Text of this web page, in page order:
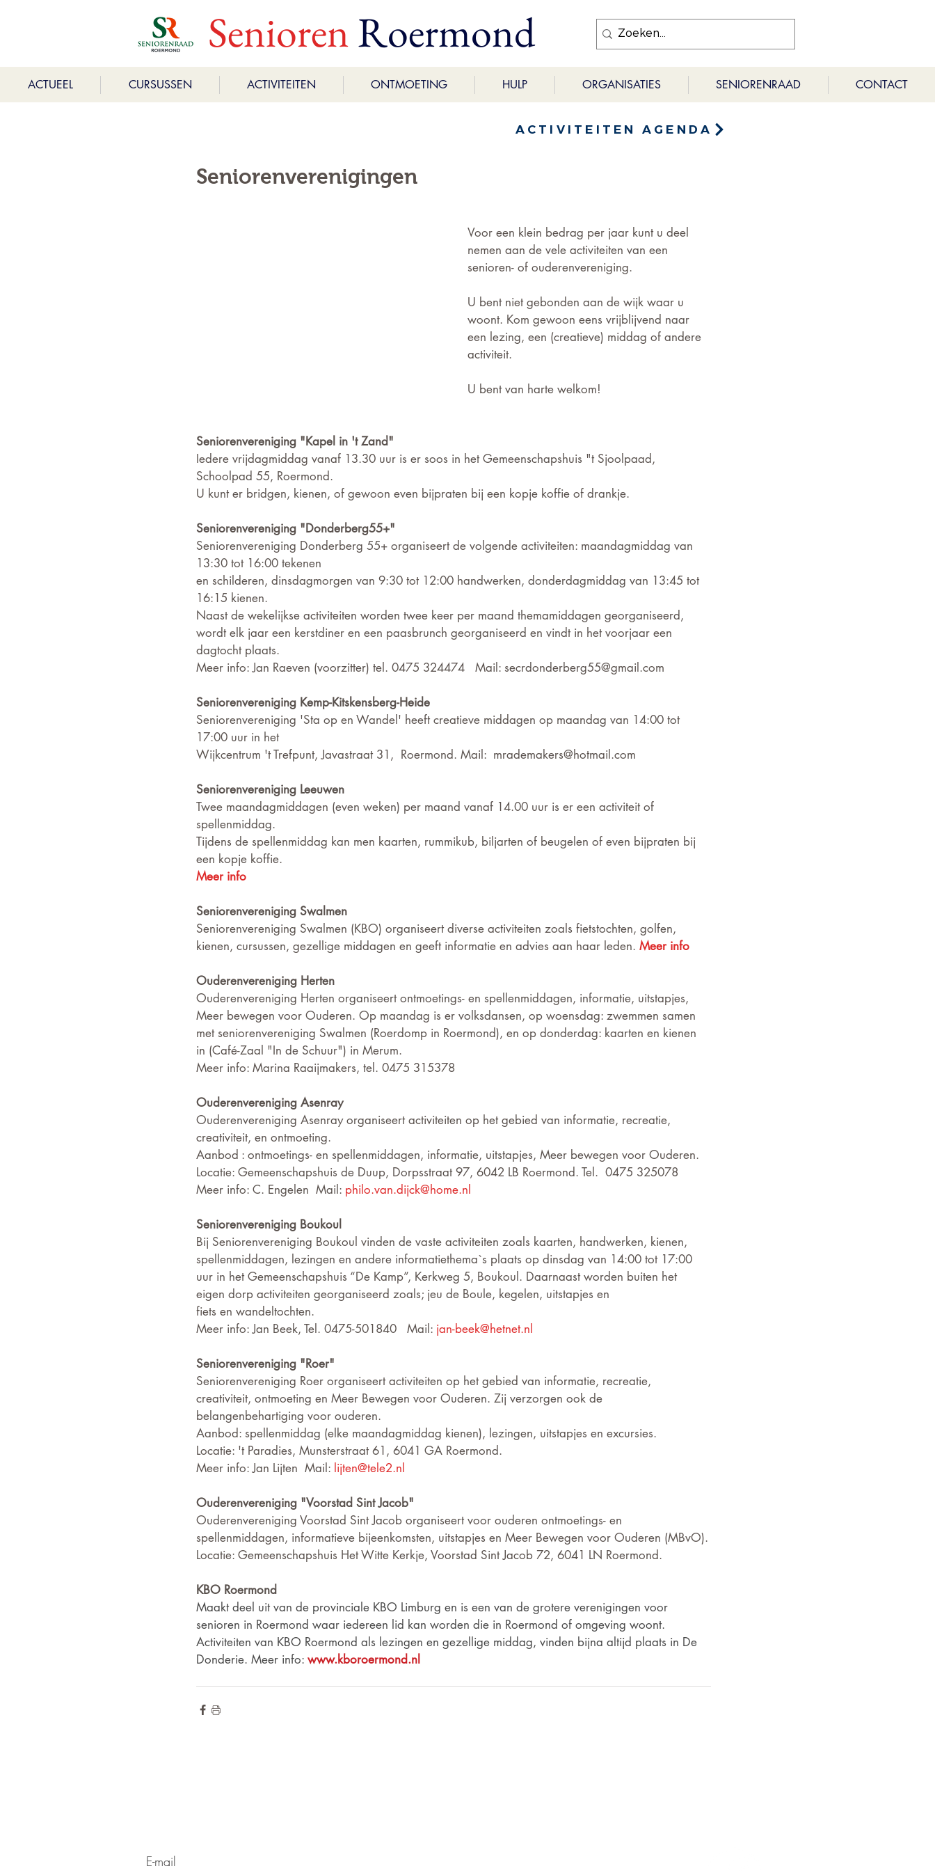
SeniorenRoermond
ACTUEEL CURSUSSEN ACTIVITEITEN ONTMOETING HULP ORGANISATIES SENIORENRAAD CONTACT
ACTIVITEITEN AGENDA
Seniorenverenigingen
Voor een klein bedrag per jaar kunt u deel
nemen aan de vele activiteiten van een
senioren- of ouderenvereniging.
U bent niet gebonden aan de wijk waar u
woont. Kom gewoon eens vrijblijvend naar
een lezing, een (creatieve) middag of andere
activiteit.
U bent van harte welkom!
Seniorenvereniging "Kapel in 't Zand"
Iedere vrijdagmiddag vanaf 13.30 uur is er soos in het Gemeenschapshuis "t Sjoolpaad,
Schoolpad 55, Roermond.
U kunt er bridgen, kienen, of gewoon even bijpraten bij een kopje koffie of drankje.
Seniorenvereniging "Donderberg55+"
Seniorenvereniging Donderberg 55+ organiseert de volgende activiteiten: maandagmiddag van
13:30 tot 16:00 tekenen
en schilderen, dinsdagmorgen van 9:30 tot 12:00 handwerken, donderdagmiddag van 13:45 tot
16:15 kienen.
Naast de wekelijkse activiteiten worden twee keer per maand themamiddagen georganiseerd,
wordt elk jaar een kerstdiner en een paasbrunch georganiseerd en vindt in het voorjaar een
dagtocht plaats.
Meer info: Jan Raeven (voorzitter) tel. 0475 324474   Mail: secrdonderberg55@gmail.com
Seniorenvereniging Kemp-Kitskensberg-Heide
Seniorenvereniging 'Sta op en Wandel' heeft creatieve middagen op maandag van 14:00 tot
17:00 uur in het
Wijkcentrum 't Trefpunt, Javastraat 31,  Roermond. Mail:  mrademakers@hotmail.com
Seniorenvereniging Leeuwen
Twee maandagmiddagen (even weken) per maand vanaf 14.00 uur is er een activiteit of
spellenmiddag.
Tijdens de spellenmiddag kan men kaarten, rummikub, biljarten of beugelen of even bijpraten bij
een kopje koffie.
Meer info
Seniorenvereniging Swalmen
Seniorenvereniging Swalmen (KBO) organiseert diverse activiteiten zoals fietstochten, golfen,
kienen, cursussen, gezellige middagen en geeft informatie en advies aan haar leden. Meer info
Ouderenvereniging Herten
Ouderenvereniging Herten organiseert ontmoetings- en spellenmiddagen, informatie, uitstapjes,
Meer bewegen voor Ouderen. Op maandag is er volksdansen, op woensdag: zwemmen samen
met seniorenvereniging Swalmen (Roerdomp in Roermond), en op donderdag: kaarten en kienen
in (Café-Zaal "In de Schuur") in Merum.
Meer info: Marina Raaijmakers, tel. 0475 315378
Ouderenvereniging Asenray
Ouderenvereniging Asenray organiseert activiteiten op het gebied van informatie, recreatie,
creativiteit, en ontmoeting.
Aanbod : ontmoetings- en spellenmiddagen, informatie, uitstapjes, Meer bewegen voor Ouderen.
Locatie: Gemeenschapshuis de Duup, Dorpsstraat 97, 6042 LB Roermond. Tel.  0475 325078
Meer info: C. Engelen  Mail: philo.van.dijck@home.nl
Seniorenvereniging Boukoul
Bij Seniorenvereniging Boukoul vinden de vaste activiteiten zoals kaarten, handwerken, kienen,
spellenmiddagen, lezingen en andere informatiethema`s plaats op dinsdag van 14:00 tot 17:00
uur in het Gemeenschapshuis “De Kamp”, Kerkweg 5, Boukoul. Daarnaast worden buiten het
eigen dorp activiteiten georganiseerd zoals; jeu de Boule, kegelen, uitstapjes en
fiets en wandeltochten.
Meer info: Jan Beek, Tel. 0475-501840   Mail: jan-beek@hetnet.nl
Seniorenvereniging "Roer"
Seniorenvereniging Roer organiseert activiteiten op het gebied van informatie, recreatie,
creativiteit, ontmoeting en Meer Bewegen voor Ouderen. Zij verzorgen ook de
belangenbehartiging voor ouderen.
Aanbod: spellenmiddag (elke maandagmiddag kienen), lezingen, uitstapjes en excursies.
Locatie: 't Paradies, Munsterstraat 61, 6041 GA Roermond.
Meer info: Jan Lijten  Mail: lijten@tele2.nl
Ouderenvereniging "Voorstad Sint Jacob"
Ouderenvereniging Voorstad Sint Jacob organiseert voor ouderen ontmoetings- en
spellenmiddagen, informatieve bijeenkomsten, uitstapjes en Meer Bewegen voor Ouderen (MBvO).
Locatie: Gemeenschapshuis Het Witte Kerkje, Voorstad Sint Jacob 72, 6041 LN Roermond.
KBO Roermond
Maakt deel uit van de provinciale KBO Limburg en is een van de grotere verenigingen voor
senioren in Roermond waar iedereen lid kan worden die in Roermond of omgeving woont.
Activiteiten van KBO Roermond als lezingen en gezellige middag, vinden bijna altijd plaats in De
Donderie. Meer info: www.kboroermond.nl